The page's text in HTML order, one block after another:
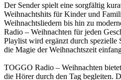
Der Sender spielt eine sorgfältig
Weihnachtshits für Kinder und
Weihnachtsliedern bis hin zu
Radio – Weihnachten für jeden
Playlist wird ergänzt durch spezielle
die Magie der Weihnachtszeit
TOGGO Radio – Weihnachten
die Hörer durch den Tag begleiten.